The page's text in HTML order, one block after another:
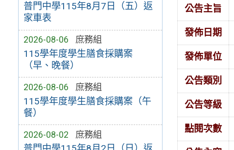
普門中學115年8月7日（五）返
家車表
2026-08-06 庶務組
115學年度學生膳食採購案
（早、晚餐）
2026-08-06 庶務組
115學年度學生膳食採購案（午
餐）
2026-08-02 庶務組
公告主旨
發佈日期
發佈單位
公告類別
公告等級
點閱次數